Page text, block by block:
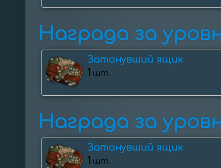
Награда за
Затонувший ящик
1 шт.
Награда за
Затонувший ящик
1 шт.